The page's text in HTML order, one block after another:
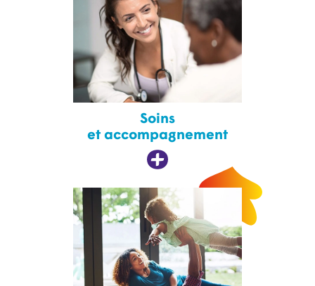
Soins
et accompagnement